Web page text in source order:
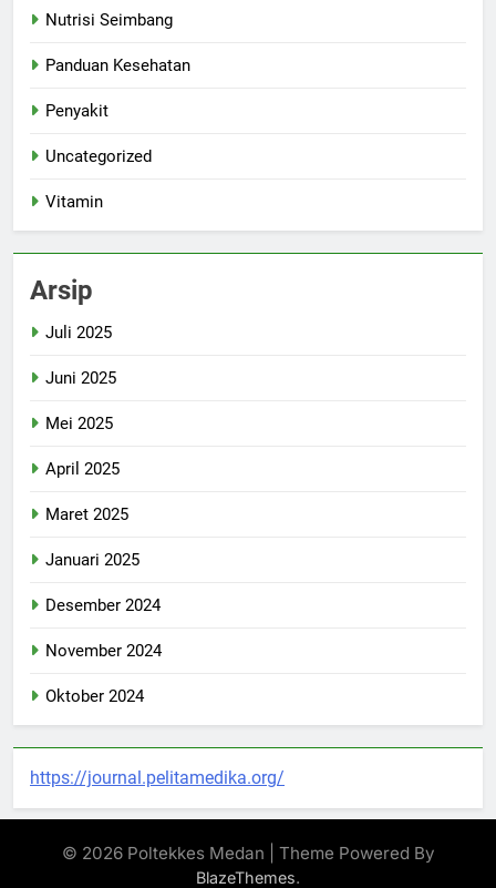
Nutrisi Seimbang
Panduan Kesehatan
Penyakit
Uncategorized
Vitamin
Arsip
Juli 2025
Juni 2025
Mei 2025
April 2025
Maret 2025
Januari 2025
Desember 2024
November 2024
Oktober 2024
https://journal.pelitamedika.org/
© 2026 Poltekkes Medan | Theme Powered By
BlazeThemes.